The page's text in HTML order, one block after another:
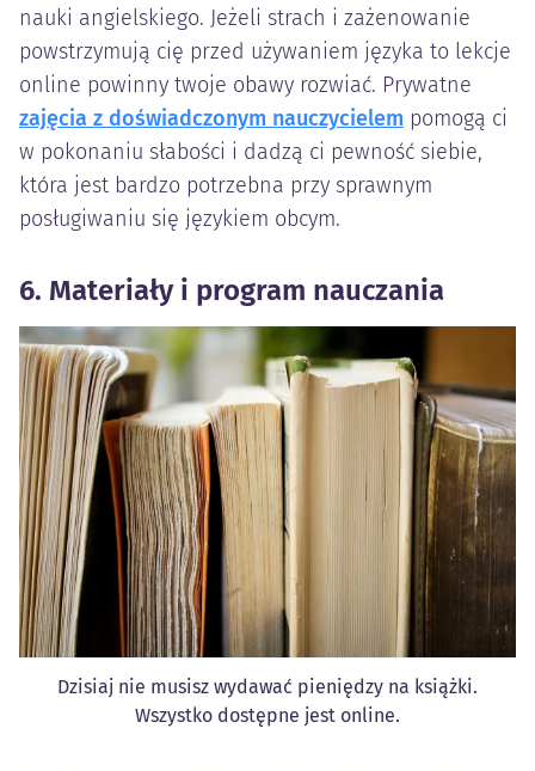
nauki angielskiego. Jeżeli strach i zażenowanie
powstrzymują cię przed używaniem języka to lekcje
online powinny twoje obawy rozwiać. Prywatne
zajęcia z doświadczonym nauczycielem pomogą ci
w pokonaniu słabości i dadzą ci pewność siebie,
która jest bardzo potrzebna przy sprawnym
posługiwaniu się językiem obcym.
6. Materiały i program nauczania
Dzisiaj nie musisz wydawać pieniędzy na książki.
Wszystko dostępne jest online.